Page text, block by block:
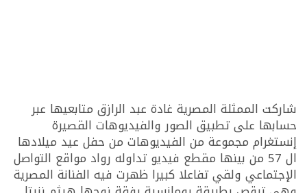
شاركت الممثلة المصرية غادة عبد الرازق متابعيها عبر
حسابها على تطبيق الصور والفيديوهات القصيرة
إنستغرام مجموعة من الفيديوهات من حفل عيد ميلادها
ال 57 من بينها مقطع فيديو تداوله رواد مواقع التواصل
الإجتماعي ولقي تفاعلا كبيرا ظهرت فيه الفنانة المصرية